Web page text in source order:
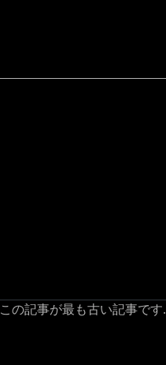
この記事が最も古い記事です.